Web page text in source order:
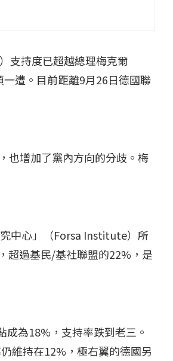
支持度已超越總理梅克爾
遭。目前距離9月26日德國聯
也增加了黨內方向的分歧。梅
中心」（Forsa Institute）所
超過基民/基社聯盟的22%，是
為18%，支持率跌到老三。
維持在12%，極右翼的德國另